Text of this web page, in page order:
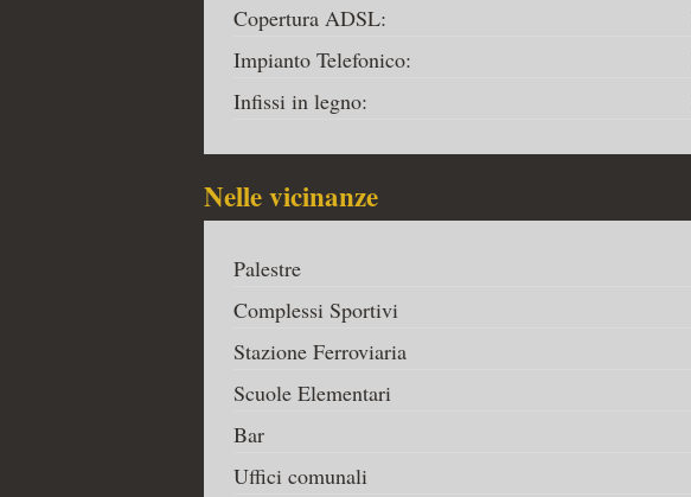
Copertura ADSL:
Impianto Telefonico:
Infissi in legno:
Nelle vicinanze
Palestre
Complessi Sportivi
Stazione Ferroviaria
Scuole Elementari
Bar
Uffici comunali